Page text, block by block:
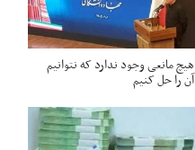
هیچ مانعی وجود ندارد که نتوانیم
آن را حل کنیم